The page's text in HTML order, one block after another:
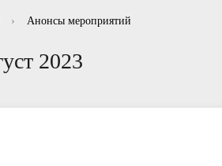
› Анонсы мероприятий
2023